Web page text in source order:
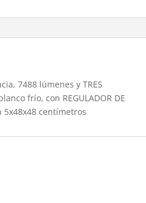
7488 lúmenes y TRES
frío, con REGULADOR DE
5x48x48 centímetros